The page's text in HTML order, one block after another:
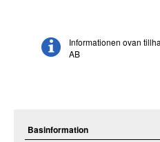
Informationen ovan
AB
Basinformation